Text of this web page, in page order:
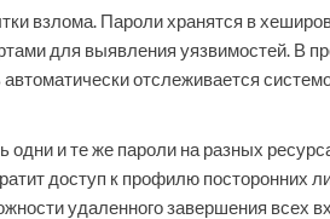
взлома. Пароли хранятся в
для выявления уязвимостей. В
отслеживается
одни и те же пароли на разных
доступ к профилю посторонних
удаленного завершения всех